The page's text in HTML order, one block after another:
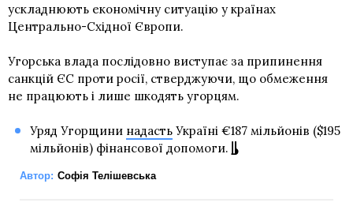
ускладнюють економічну ситуацію у країнах
Центрально-Східної Європи.
Угорська влада послідовно виступає за припинення
санкцій ЄС проти росії, стверджуючи, що обмеження
не працюють і лише шкодять угорцям.
Уряд Угорщини надастьУкраїні €187 мільйонів ($195
мільйонів) фінансової допомоги.
Автор: Софія Телішевська